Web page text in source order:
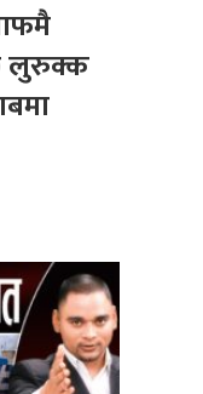
लुरुक्क